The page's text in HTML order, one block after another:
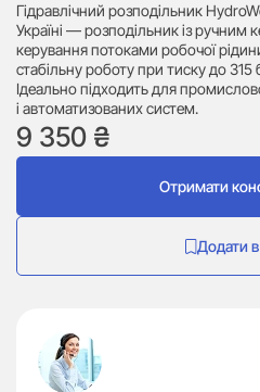
Гідравлічний розподільник
Україні — розподільник із
керування потоками робочої
стабільну роботу при тиску до 315
Ідеально підходить для
і автоматизованих систем.
9 350 ₴
Отримати
Додати в